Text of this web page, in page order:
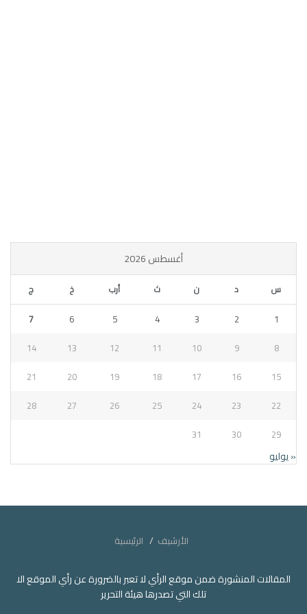
أغسطس 2026
س د ن ث أرب خ ج
1
2
3
4
5
6
7
8
9
10
11
12
13
14
15
16
17
18
19
20
21
22
23
24
25
26
27
28
29
30
31
« يوليو
الأرشيف الرئيسية
المقالات المنشورة ضمن موقع الرأي لا تعبر بالضرورة عن رأي الموقع الا
تلك التي تصدرها هيئة التحرير